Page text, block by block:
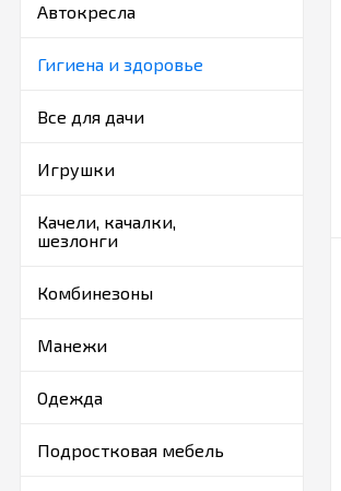
Автокресла
Гигиена и здоровье
Все для дачи
Игрушки
Качели, качалки,
шезлонги
Комбинезоны
Манежи
Одежда
Подростковая мебель